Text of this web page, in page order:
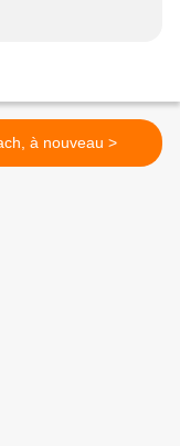
Bach, à nouveau >